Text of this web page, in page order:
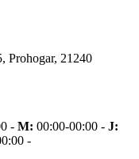
Prohogar, 21240
- M: 00:00-00:00 - J:
-